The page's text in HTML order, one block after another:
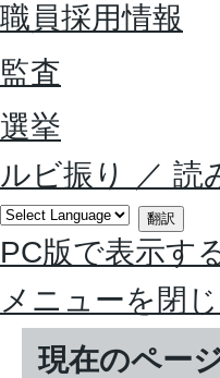
職員採用情報
監査
選挙
ルビ振り
／ 読
翻訳
PC版で表示す
メニューを閉
現在のペー